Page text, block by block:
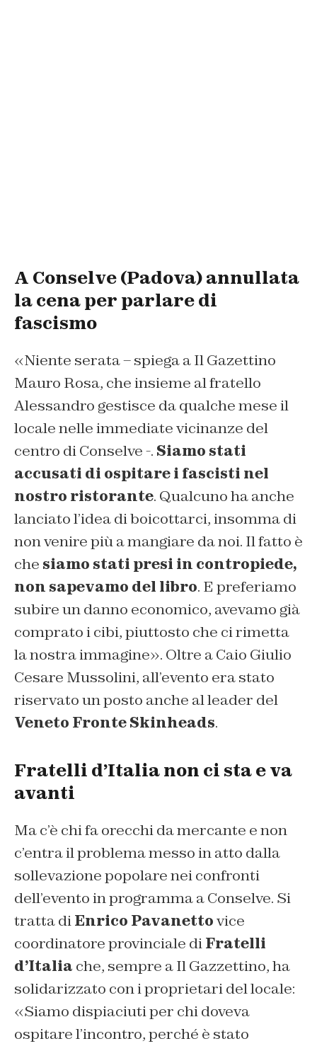
A Conselve (Padova) annullata
la cena per parlare di
fascismo
«Niente serata – spiega aIl Gazettino
Mauro Rosa, che insieme al fratello
Alessandro gestisce da qualche mese il
locale nelle immediate vicinanze del
centro di Conselve -. Siamo stati
accusati di ospitare i fascisti nel
nostro ristorante. Qualcuno ha anche
lanciato l’idea di boicottarci, insomma di
non venire più a mangiare da noi. Il fatto è
che siamo stati presi in contropiede,
non sapevamo del libro. E preferiamo
subire un danno economico, avevamo già
comprato i cibi, piuttosto che ci rimetta
la nostra immagine». Oltre a Caio Giulio
Cesare Mussolini, all’evento era stato
riservato un posto anche al leader del
Veneto Fronte Skinheads.
Fratelli d’Italia non ci sta e va
avanti
Ma c’è chi fa orecchi da mercante e non
c’entra il problema messo in atto dalla
sollevazione popolare nei confronti
dell’evento in programma a Conselve. Si
tratta diEnrico Pavanettovice
coordinatore provinciale diFratelli
d’Italia che, sempre aIl Gazzettino, ha
solidarizzato con i proprietari del locale:
«Siamo dispiaciuti per chi doveva
ospitare l’incontro, perché è stato